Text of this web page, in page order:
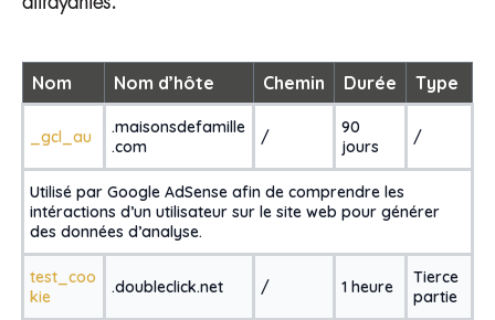
Nom Nom d’hôte Chemin Durée Type
_gcl_au
.maisonsdefamille
.com
/
90
jours
/
Utilisé par Google AdSense afin de comprendre les
intéractions d’un utilisateur sur le site web pour générer
des données d’analyse.
test_coo
kie
.doubleclick.net / 1 heure
Tierce
partie